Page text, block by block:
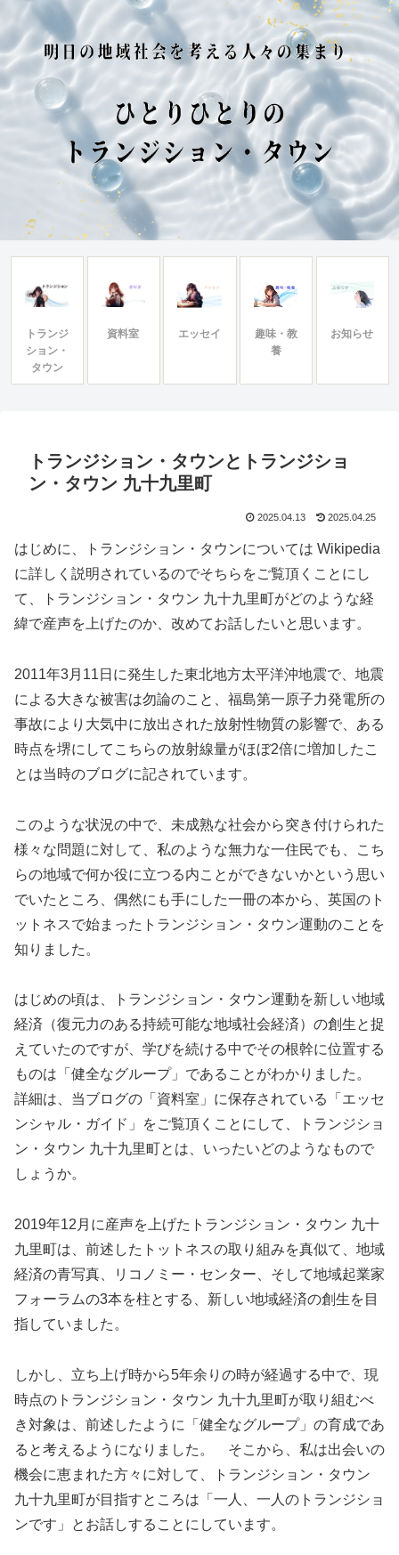
トランジ
ション・
タウン
資料室 エッセイ
趣味・教
養
お知らせ
トランジション・タウンとトランジショ
ン・タウン 九十九里町
2025.04.13 2025.04.25
はじめに、トランジション・タウンについては Wikipedia
に詳しく説明されているのでそちらをご覧頂くことにし
て、トランジション・タウン 九十九里町がどのような経
緯で産声を上げたのか、改めてお話したいと思います。
2011年3月11日に発生した東北地方太平洋沖地震で、地震
による大きな被害は勿論のこと、福島第一原子力発電所の
事故により大気中に放出された放射性物質の影響で、ある
時点を堺にしてこちらの放射線量がほぼ2倍に増加したこ
とは当時のブログに記されています。
このような状況の中で、未成熟な社会から突き付けられた
様々な問題に対して、私のような無力な一住民でも、こち
らの地域で何か役に立つる内ことができないかという思い
でいたところ、偶然にも手にした一冊の本から、英国のト
ットネスで始まったトランジション・タウン運動のことを
知りました。
はじめの頃は、トランジション・タウン運動を新しい地域
経済（復元力のある持続可能な地域社会経済）の創生と捉
えていたのですが、学びを続ける中でその根幹に位置する
ものは「健全なグループ」であることがわかりました。
詳細は、当ブログの「資料室」に保存されている「エッセ
ンシャル・ガイド」をご覧頂くことにして、トランジショ
ン・タウン 九十九里町とは、いったいどのようなもので
しょうか。
2019年12月に産声を上げたトランジション・タウン 九十
九里町は、前述したトットネスの取り組みを真似て、地域
経済の青写真、リコノミー・センター、そして地域起業家
フォーラムの3本を柱とする、新しい地域経済の創生を目
指していました。
しかし、立ち上げ時から5年余りの時が経過する中で、現
時点のトランジション・タウン 九十九里町が取り組むべ
き対象は、前述したように「健全なグループ」の育成であ
ると考えるようになりました。 そこから、私は出会いの
機会に恵まれた方々に対して、トランジション・タウン
九十九里町が目指すところは「一人、一人のトランジショ
ンです」とお話しすることにしています。